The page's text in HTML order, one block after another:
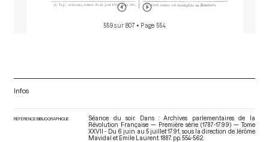
559 sur 807 • Page 554
Infos
RÉFÉRENCE BIBLIOGRAPHIQUE
Séance du soir. Dans : Archives parlementaires de la
Révolution Française — Première série (1787-1799) — Tome
XXVII - Du 6 juin au 5 juillet 1791 , sous la direction de Jérôme
Mavidal et Emile Laurent. 1887. pp. 554-562.